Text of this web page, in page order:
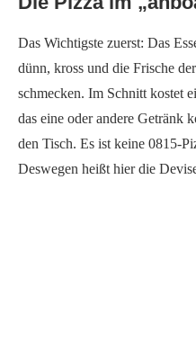
Das Wichtigste zuerst: Das
dünn, kross und die Frische
schmecken. Im Schnitt kostet
das eine oder andere Getränk
den Tisch. Es ist keine 0815-
Deswegen heißt hier die